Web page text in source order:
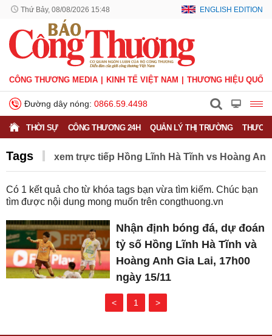
Thứ Bảy, 08/08/2026 15:48 ENGLISH EDITION
CÔNG THƯƠNG MEDIA KINH TẾ VIỆT NAM THƯƠNG HIỆU QUỐC
Đường dây nóng: 0866.59.4498
THỜI SỰ CÔNG THƯƠNG 24H QUẢN LÝ THỊ TRƯỜNG
Tags xem trực tiếp Hồng Lĩnh Hà Tĩnh vs Hoàng
Có 1 kết quả cho từ khóa tags bạn vừa tìm kiếm. Chúc bạn
tìm được nội dung mong muốn trên congthuong.vn
Nhận định bóng đá, dự đoán
tỷ số Hồng Lĩnh Hà Tĩnh và
Hoàng Anh Gia Lai, 17h00
ngày 15/11
< 1 >